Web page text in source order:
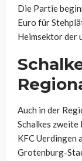
Die Partie
Euro für
Heimsektor der
Auch in der
Schalkes
KFC Uerdingen
Grotenburg-